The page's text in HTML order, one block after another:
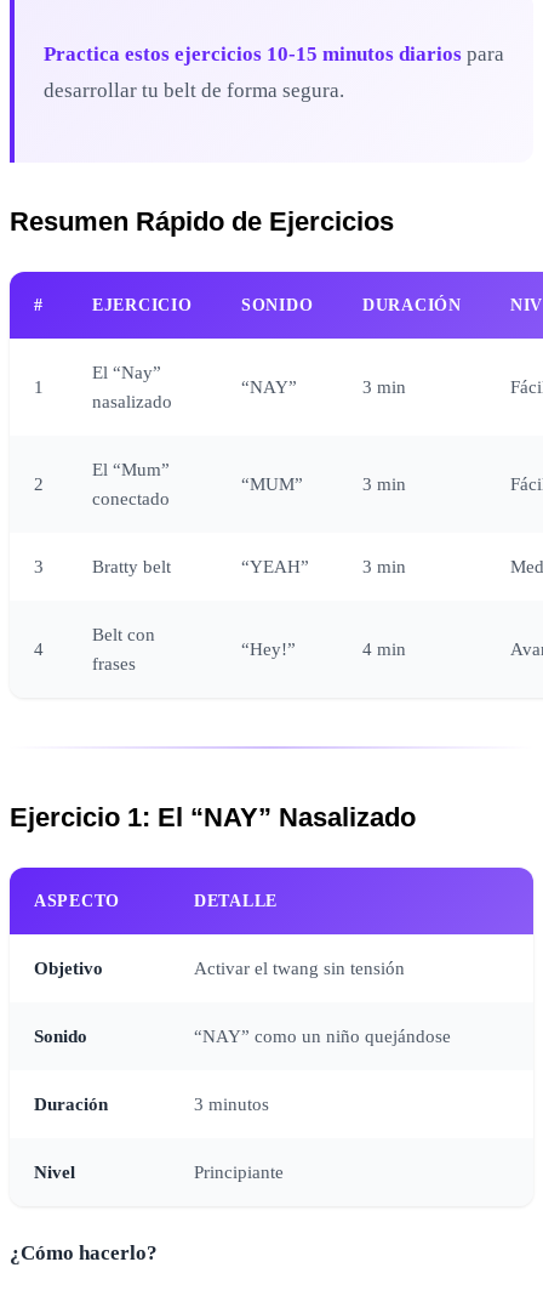
Practica estos ejercicios 10-15 minutos diarios para
desarrollar tu belt de forma segura.
Resumen Rápido de Ejercicios
# EJERCICIO SONIDO DURACIÓN
1
El “Nay”
nasalizado
“NAY” 3 min
2
El “Mum”
conectado
“MUM” 3 min
3 Bratty belt “YEAH” 3 min
4
Belt con
frases
“Hey!” 4 min
Ejercicio 1: El “NAY” Nasalizado
ASPECTO DETALLE
Objetivo Activar el twang sin tensión
Sonido “NAY” como un niño quejándose
Duración 3 minutos
Nivel Principiante
¿Cómo hacerlo?